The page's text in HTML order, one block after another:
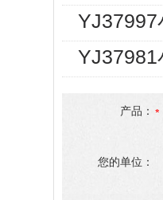
YJ37997
YJ37981
产品：
您的单位：